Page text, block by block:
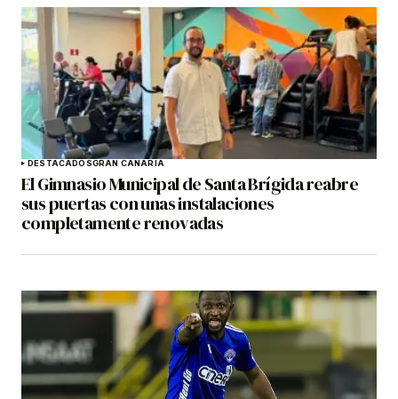
DESTACADOSGRAN CANARIA
El Gimnasio Municipal de Santa Brígida reabre
sus puertas con unas instalaciones
completamente renovadas